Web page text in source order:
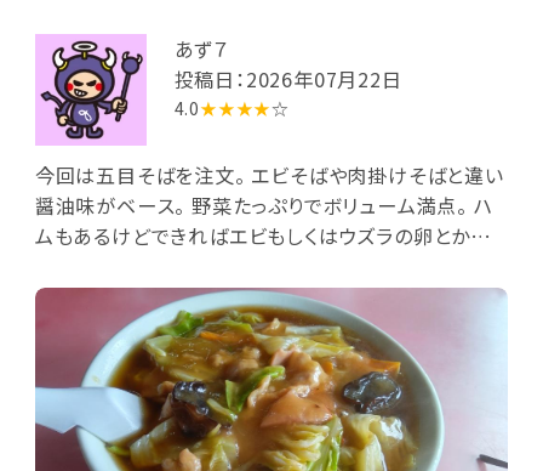
あず７
投稿日：2026年07月22日
4.0★★★★☆
今回は五目そばを注文。 エビそばや肉掛けそばと違い
醤油味がベース。 野菜たっぷりでボリューム満点。 ハ
ムもあるけどできればエビもしくはウズラの卵とか入